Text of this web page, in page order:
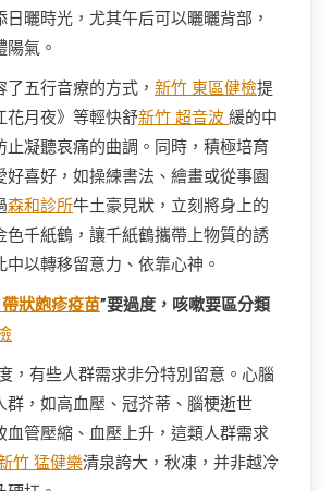
日曬時光，尤其午后可以曬曬背部，
氣。
了五行音療的方式， 新竹 東區健檢提
花月夜》等輕快舒新竹 超音波 緩的中
止凝聽哀痛的曲調。同時，積極培育
好喜好，如操練書法、繪畫或從事園
森和診所牛土豪見狀，立刻將身上的
色千紙鶴，讓千紙鶴攜帶上物質的誘
中以轉移留意力、依靠心神。
狀皰疹疫苗”要過度，咳嗽要區分類
，有些人群需求非分特別留意。心腦
群，如高血壓、冠芥蒂、腦梗逝世
血管壓縮、血壓上升，這類人群需求
竹 猛健樂清泉誇大，秋凍，并非越冷